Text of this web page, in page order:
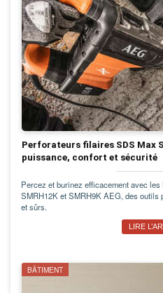
Perforateurs filaires SDS Max
puissance, confort et sécurité
Percez et burinez efficacement avec
SMRH12K et SMRH9K AEG, des
et sûrs.
LIRE
BÂTIMENT